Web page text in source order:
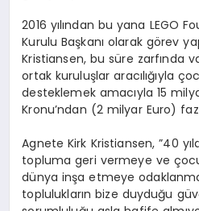
2016 yılından bu yana LEGO
Kurulu Başkanı olarak görev
Kristiansen, bu süre zarfında
ortak kuruluşlar aracılığıyla ç
desteklemek amacıyla 15
Kronu’ndan (2 milyar Euro)
Agnete Kirk Kristiansen,”40 yı
topluma geri vermeye ve ç
dünya inşa etmeye
toplulukların bize duyduğu gü